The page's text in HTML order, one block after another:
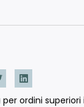
ordini superiori